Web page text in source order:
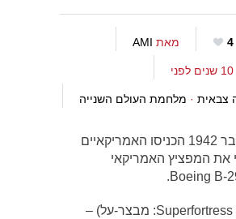
4 מאת AMI
10 שנים לפני
צבאית · מלחמת העולם השנייה
ב21 לספטמבר 1942 הכניסו האמריקאיים
את המפציץ האמריקאי
B-29 (מכונה Superfortress: מבצר-על) –